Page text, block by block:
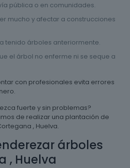
pública o en comunidades.
mucho y afectar a construcciones
tenido árboles anteriormente.
el árbol no enferme ni se seque a
con profesionales evita errores
fuerte y sin problemas?
de realizar una plantación de
, Huelva.
árboles
, Huelva